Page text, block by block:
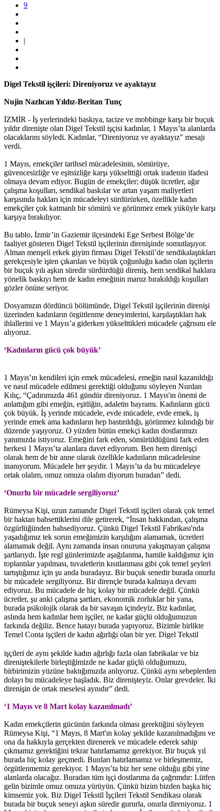
9
|
Digel Tekstil işçileri: Direniyoruz ve ayaktayız
Nujin Nazlıcan Yıldız-Beritan Tunç
İZMİR - İş yerlerindeki baskıya, tacize ve mobbinge karşı bir buçuk
yıldır direnişte olan Digel Tekstil işçisi kadınlar, 1 Mayıs’ta alanlarda
olacaklarını söyledi. Kadınlar, “Direniyoruz ve ayaktayız" mesajı
verdi.
1 Mayıs, emekçiler tarihsel mücadelesinin, sömürüye,
güvencesizliğe ve eşitsizliğe karşı yükselttiği ortak iradenin ifadesi
olmaya devam ediyor. Bugün de emekçiler; düşük ücretler, ağır
çalışma koşulları, sendikal baskılar ve artan yaşam maliyetleri
karşısında hakları için mücadeleyi sürdürürken, özellikle kadın
emekçiler çok katmanlı bir sömürü ve görünmez emek yüküyle karşı
karşıya bırakılıyor.
Bu tablo, İzmir’in Gaziemir ilçesindeki Ege Serbest Bölge’de
faaliyet gösteren Digel Tekstil işçilerinin direnişinde somutlaşıyor.
Alman menşeli erkek giyim firması Digel Tekstil’de sendikalaştıkları
gerekçesiyle işten çıkarılan ve büyük çoğunluğu kadın olan işçilerin
bir buçuk yılı aşkın süredir sürdürdüğü direniş, hem sendikal haklara
yönelik baskıyı hem de kadın emeğinin maruz bırakıldığı koşulları
gözler önüne seriyor.
Dosyamızın dördüncü bölümünde, Digel Tekstil işçilerinin direnişi
üzerinden kadınların örgütlenme deneyimlerini, karşılaştıkları hak
ihlallerini ve 1 Mayıs’a giderken yükselttikleri mücadele çağrısını ele
alıyoruz.
‘Kadınların gücü çok büyük’
1 Mayıs’ın kendileri için emek mücadelesi, emeğin nasıl kazanıldığı
ve nasıl mücadele edilmesi gerektiği olduğunu söyleyen Nurdan
Kılıç, “Çadırımızda 461 gündür direniyoruz. 1 Mayıs'ın önemi de
anlattığım gibi emeğin, eşitliğin, adaletin bayramı. Kadınların gücü
çok büyük. İş yerinde mücadele, evde mücadele, evde emek, iş
yerinde emek ama kadınların hep bastırıldığı, görünmez kılındığı bir
düzende yaşıyoruz. O yüzden bütün emekçi kadın dostlarımızı
yanımızda istiyoruz. Emeğini fark eden, sömürüldüğünü fark eden
herkesi 1 Mayıs’ta alanlara davet ediyorum. Ben hem direnişçi
olarak hem de bir anne olarak özellikle kadınların mücadelesine
inanıyorum. Mücadele her şeydir. 1 Mayıs’ta da bu mücadeleye
ortak olalım, omuz omuza olalım diyorum buradan” dedi.
‘Onurlu bir mücadele sergiliyoruz’
Rümeysa Kişi, uzun zamandır Digel Tekstil işçileri olarak çok temel
bir haktan bahsettiklerini dile getirerek, “İnsan hakkından, çalışma
özgürlüğünden bahsediyoruz. Çünkü Digel Tekstil Fabrikası'nda
yaşadığımız tek sorun emeğimizin karşılığını alamamak, ücretleri
alamamak değil. Aynı zamanda insan onuruna yakışmayan çalışma
şartlarıydı. İşte regl günlerimizde aşağılanma, hamile kaldığımız için
toplantılar yapılması, tuvaletlerin kısıtlanması gibi çok temel şeyleri
tartıştığımız için şu anda buradayız. Bir buçuk senedir burada onurlu
bir mücadele sergiliyoruz. Bir dirençle burada kalmaya devam
ediyoruz. Bu mücadele de hiç kolay bir mücadele değil. Çünkü
ücretler, şu anki çalışma şartları, ekonomik zorluklar bir yana,
burada psikolojik olarak da bir savaşın içindeyiz. Biz kadınlar,
aslında hem kadınlar hem işçiler, ne kadar güçlü olduğumuzun
farkında değiliz. Bence hatayı burada yapıyoruz. Bizimle birlikte
Temel Conta işçileri de kadın ağırlığı olan bir yer. Digel Tekstil
işçileri de aynı şekilde kadın ağırlığı fazla olan fabrikalar ve biz
direniştekilerle birleştiğimizde ne kadar güçlü olduğumuzu,
birbirimizin yüzüne baktığımızda anlıyoruz. Çünkü aynı sebeplerden
dolayı bu mücadeleye başladık. Biz direnişteyiz. Onlar grevdeler. İki
direnişin de ortak meselesi aynıdır” dedi.
‘1 Mayıs ve 8 Mart kolay kazanılmadı’
Kadın emekçilerin gücünün farkında olması gerektiğini söyleyen
Rümeysa Kişi, “1 Mayıs, 8 Mart'ın kolay şekilde kazanılmadığını ve
ona da hakkıyla gerçekten direnerek ve mücadele ederek sahip
çıkmamız gerektiğini tekrar hatırlamamız gerekiyor. Bir buçuk yıl
burada hiç kolay geçmedi. Bunları hatırlamamız ve birleşmemiz,
örgütlenmemiz gerekiyor. 1 Mayıs’ta biz her sene olduğu gibi yine
alanlarda olacağız. Buradan tüm işçi dostlarıma da çağrımdır: Lütfen
gelin bizimle omuz omuza yürüyün. Çünkü bizim bizden başka hiç
kimsemiz yok. Biz Digel Tekstil İşçileri Tekstil Sendikası olarak
burada bir buçuk seneyi aşkın süredir gururla, onurla direniyoruz. 1